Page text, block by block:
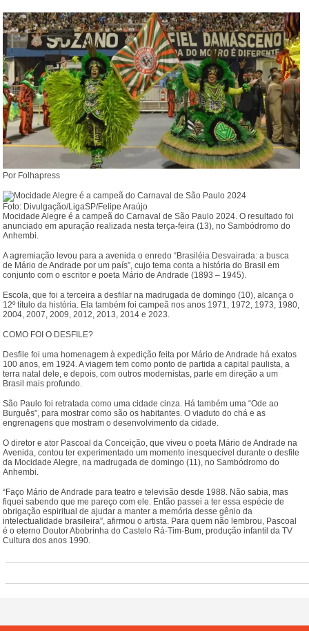
Por Folhapress
Foto: Divulgação/LigaSP/Felipe Araújo
Mocidade Alegre é a campeã do Carnaval de São Paulo 2024. O resultado foi
anunciado em apuração realizada nesta terça-feira (13), no Sambódromo do
Anhembi.
A agremiação levou para a avenida o enredo “Brasiléia Desvairada: a busca
de Mário de Andrade por um país”, cujo tema conta a história do Brasil em
conjunto com o escritor e poeta Mário de Andrade (1893 – 1945).
Escola, que foi a terceira a desfilar na madrugada de domingo (10), alcança o
12º título da história. Ela também foi campeã nos anos 1971, 1972, 1973, 1980,
2004, 2007, 2009, 2012, 2013, 2014 e 2023.
COMO FOI O DESFILE?
Desfile foi uma homenagem à expedição feita por Mário de Andrade há exatos
100 anos, em 1924. A viagem tem como ponto de partida a capital paulista, a
terra natal dele, e depois, com outros modernistas, parte em direção a um
Brasil mais profundo.
São Paulo foi retratada como uma cidade cinza. Há também uma “Ode ao
Burguês”, para mostrar como são os habitantes. O viaduto do chá e as
engrenagens que mostram o desenvolvimento da cidade.
O diretor e ator Pascoal da Conceição, que viveu o poeta Mário de Andrade na
Avenida, contou ter experimentado um momento inesquecível durante o desfile
da Mocidade Alegre, na madrugada de domingo (11), no Sambódromo do
Anhembi.
“Faço Mário de Andrade para teatro e televisão desde 1988. Não sabia, mas
fiquei sabendo que me pareço com ele. Então passei a ter essa espécie de
obrigação espiritual de ajudar a manter a memória desse gênio da
intelectualidade brasileira”, afirmou o artista. Para quem não lembrou, Pascoal
é o eterno Doutor Abobrinha do Castelo Rá-Tim-Bum, produção infantil da TV
Cultura dos anos 1990.